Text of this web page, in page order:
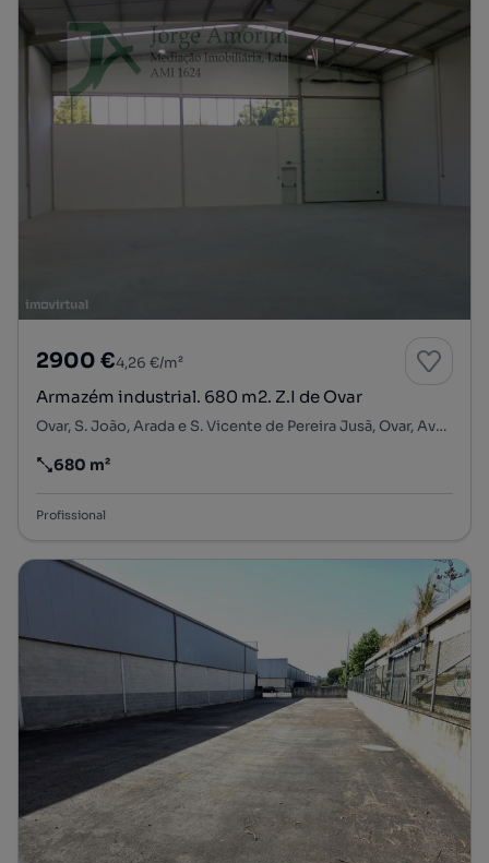
2900 €4,26 €/m²
Armazém industrial. 680 m2. Z.I de Ovar
Ovar, S. João, Arada e S. Vicente de Pereira Jusã, Ovar, Aveiro
Preço por metro quadrado
680 m²
Profissional